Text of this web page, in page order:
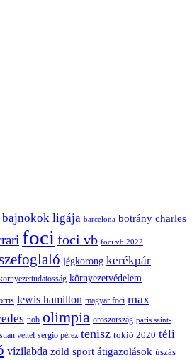
bajnokok ligája barcelona botrány charles
foci foci vb foci vb 2022
jégkorong kerékpár
környezetvédelem
lewis hamilton magyar foci max
nob olimpia oroszország paris saint-
vettel sergio pérez tenisz tokió 2020 téli
vízilabda zöld sport átigazolások úszás